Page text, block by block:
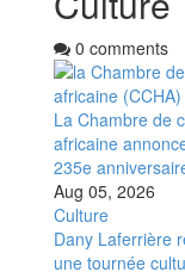
0 comments
La Chambre de
africaine
235e
Aug 05, 2026
Culture
Dany Laferrière
une tournée